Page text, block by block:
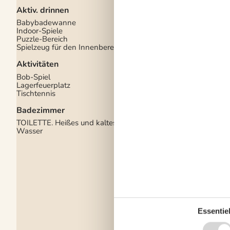
Aktiv. drinnen
Babybadewanne
Indoor-Spiele
Puzzle-Bereich
Spielzeug für den Innenbereich
Aktivitäten
Bob-Spiel
Lagerfeuerplatz
Tischtennis
Badezimmer
TOILETTE. Heißes und kaltes
Wasser
Grundstück
Landschaftsgarten
Schaukel und
Ungestörtes Gelände